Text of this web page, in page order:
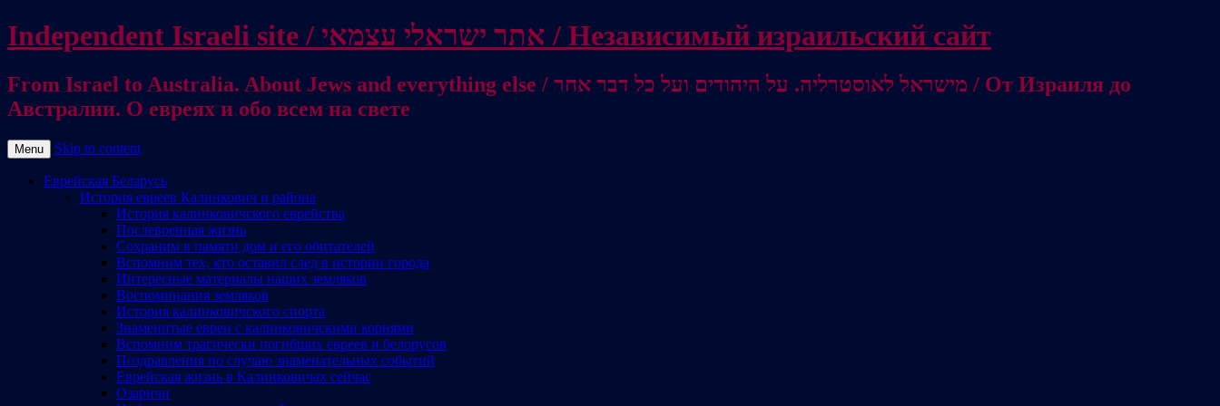
Independent Israeli site / אתר ישראלי עצמאי / Независимый израильский сайт
From Israel to Australia. About Jews and everything else / מישראל לאוסטרליה. על היהודים ועל כל דבר אחר / От Израиля до
Австралии. О евреях и обо всем на свете
Menu Skip to content
Еврейская Беларусь
История евреев Калинкович и района
История калинковичского еврейства
Послевоенная жизнь
Сохраним в памяти дом и его обитателей
Вспомним тех, кто оставил след в истории города
Интересные материалы наших земляков
Воспоминания земляков
История калинковичского спорта
Знаменитые евреи с калинковичскими корнями
Вспомним трагически погибших евреев и белорусов
Поздравления по случаю знаменательных событий
Еврейская жизнь в Калинковичах сейчас
Озаричи